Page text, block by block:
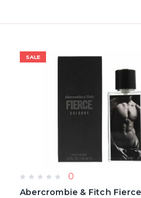
SALE
0
Abercrombie & Fitch Fierce